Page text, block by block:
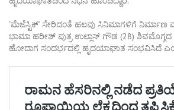
‘ಮೆಜೆಸ್ಟಿಕ್’ ಸೇರಿದಂತೆ ಹಲವು ಸಿನಿಮಾಗಳಿಗೆ ನಿರ್ಮಾಣ
ಭಾಮಾ ಹರೀಶ್ ಪುತ್ರ ಉಲ್ಲಾಸ್ ಗೌಡ (28) ಶಿವಮೊಗ್ಗದ
ಹೋದಾಗ ಸಂದರ್ಭದಲ್ಲಿ ಹೃದಯಾಘಾತ ಸಂಭವಿಸಿದೆ